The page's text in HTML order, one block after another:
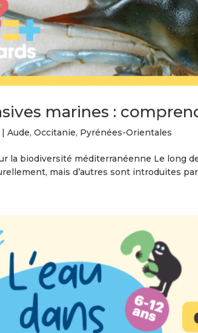
marines :
| Aude, Occitanie, Pyrénées-Orientales
la biodiversité méditerranéenne Le long
mais d’autres sont introduites